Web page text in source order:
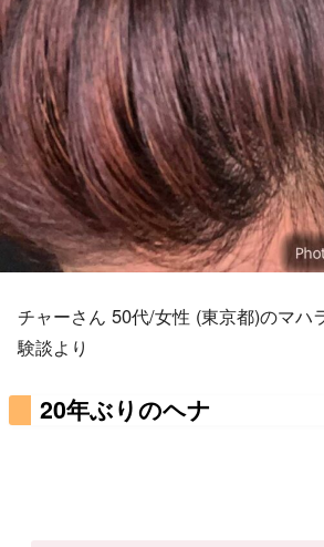
チャーさん 50代/女性 (東京都)のマハ
験談より
20年ぶりのヘナ